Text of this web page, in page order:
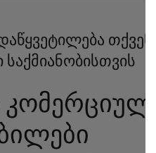
თქვენი